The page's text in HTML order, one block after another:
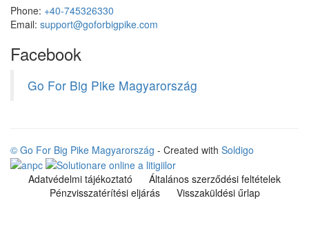
Phone: +40-745326330
Email: support@goforbigpike.com
Facebook
Go For Big Pike Magyarország
© Go For Big Pike Magyarország - Created with Soldigo
Adatvédelmi tájékoztató
Általános szerződési feltételek
Pénzvisszatérítési eljárás
Visszaküldési űrlap